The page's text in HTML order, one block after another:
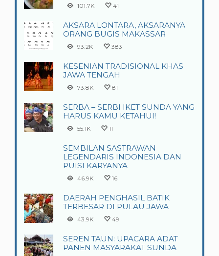
101.7K 41
AKSARA LONTARA, AKSARANYA
ORANG BUGIS MAKASSAR
93.2K 383
KESENIAN TRADISIONAL KHAS
JAWA TENGAH
73.8K 81
SERBA – SERBI IKET SUNDA YANG
HARUS KAMU KETAHUI!
55.1K 11
SEMBILAN SASTRAWAN
LEGENDARIS INDONESIA DAN
PUISI KARYANYA
46.9K 16
DAERAH PENGHASIL BATIK
TERBESAR DI PULAU JAWA
43.9K 49
SEREN TAUN: UPACARA ADAT
PANEN MASYARAKAT SUNDA